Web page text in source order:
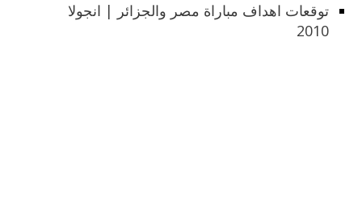
توقعات اهداف مباراة مصر والجزائر | انجولا
2010